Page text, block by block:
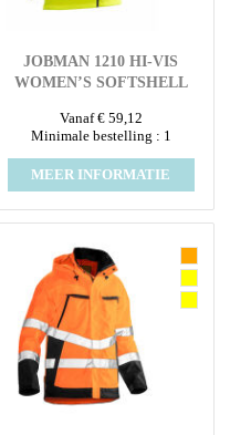
JOBMAN 1210 HI-VIS
WOMEN’S SOFTSHELL
Vanaf € 59,12
Minimale bestelling : 1
MEER INFORMATIE